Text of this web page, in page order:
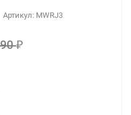
Артикул: MWRJ3
₽